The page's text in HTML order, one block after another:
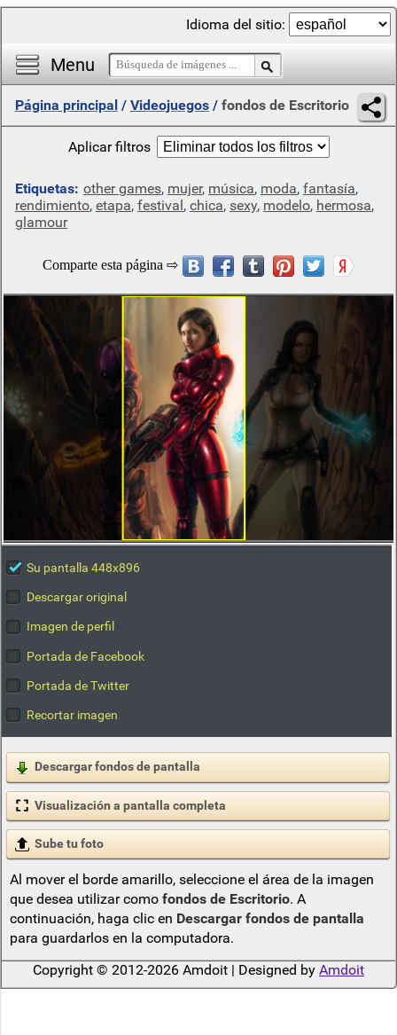
Menu
Idioma del sitio:
Página principal / Videojuegos / fondos de Escritorio
Aplicar filtros
Etiquetas: other games, mujer, música, moda, fantasía,
rendimiento, etapa, festival, chica, sexy, modelo, hermosa,
glamour
Su pantalla 448x896
Descargar original
Imagen de perfil
Portada de Facebook
Portada de Twitter
Recortar imagen
Descargar fondos de pantalla
Visualización a pantalla completa
Sube tu foto
Al mover el borde amarillo, seleccione el área de la imagen
que desea utilizar como fondos de Escritorio. A
continuación, haga clic en Descargar fondos de pantalla
para guardarlos en la computadora.
Copyright © 2012-2026 Amdoit | Designed by Amdoit